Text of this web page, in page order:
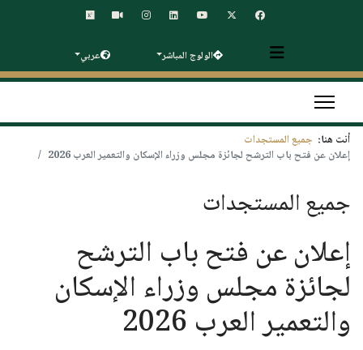
الولوج المباشر عربي
أنت هنا: جميع المستجدات
إعلان عن فتح باب الترشح لجائزة مجلس وزراء الإسكان والتعمير العرب 2026
جميع المستجدات
إعلان عن فتح باب الترشح
لجائزة مجلس وزراء الإسكان
والتعمير العرب 2026